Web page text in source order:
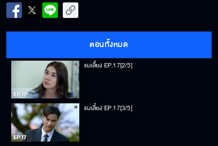
ตอนทั้งหมด
แม่เลี้ยง EP.17[2/5]
แม่เลี้ยง EP.17[3/5]